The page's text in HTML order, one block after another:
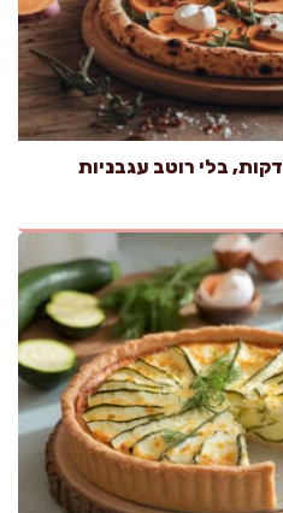
פיצה בטטה משגעת ב-30 דקות, בלי רוטב עגבניות